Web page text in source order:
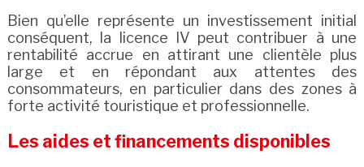
Bien qu’elle représente un investissement initial
conséquent, la licence IV peut contribuer à une
rentabilité accrue en attirant une clientèle plus
large et en répondant aux attentes des
consommateurs, en particulier dans des zones à
forte activité touristique et professionnelle.
Les aides et financements disponibles